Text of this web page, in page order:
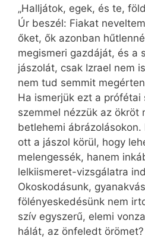
„Halljátok, egek, és te,
Úr beszél: Fiakat
őket, ők azonban
megismeri gazdáját, és a
jászolát, csak Izrael nem
nem tud semmit
Ha ismerjük ezt a prófétai
szemmel nézzük az ökröt
betlehemi
ott a jászol körül, hogy
melengessék, hanem
lelkiismeret-vizsgálatra
Okoskodásunk,
fölényeskedésünk nem
szív egyszerű, elemi
hálát, az önfeledt örömet?